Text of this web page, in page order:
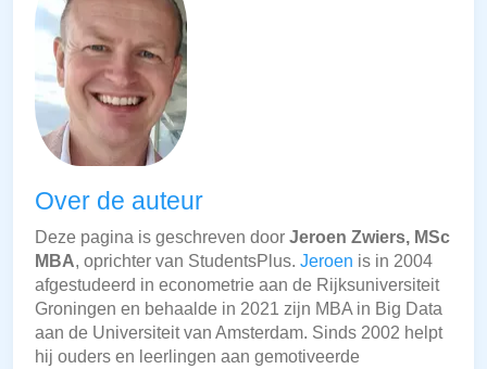
Over de auteur
Deze pagina is geschreven door Jeroen Zwiers, MSc
MBA, oprichter van StudentsPlus. Jeroen is in 2004
afgestudeerd in econometrie aan de Rijksuniversiteit
Groningen en behaalde in 2021 zijn MBA in Big Data
aan de Universiteit van Amsterdam. Sinds 2002 helpt
hij ouders en leerlingen aan gemotiveerde